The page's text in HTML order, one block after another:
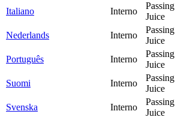
Italiano
Interno
Passing
Juice
Nederlands
Interno
Passing
Juice
Português
Interno
Passing
Juice
Suomi
Interno
Passing
Juice
Svenska
Interno
Passing
Juice